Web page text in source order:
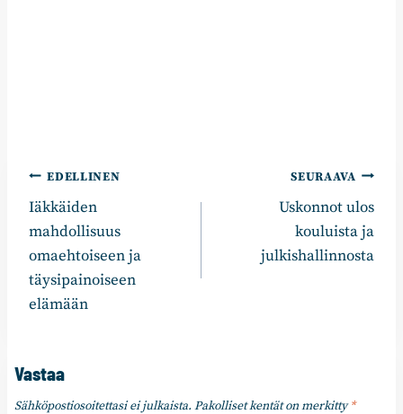
Artikkelien
selaus
EDELLINEN
Iäkkäiden
mahdollisuus
omaehtoiseen ja
täysipainoiseen
elämään
SEURAAVA
Uskonnot ulos
kouluista ja
julkishallinnosta
Vastaa
Sähköpostiosoitettasi ei julkaista. Pakolliset kentät on merkitty*